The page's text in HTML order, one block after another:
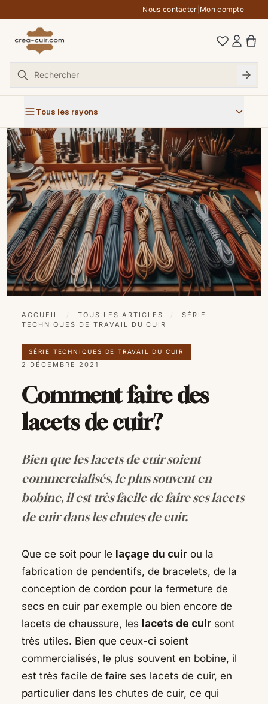
Nous contacter Mon compte
Tous les rayons
ACCUEIL TOUS LES ARTICLES
SÉRIE
TECHNIQUES DE TRAVAIL DU CUIR
SÉRIE TECHNIQUES DE TRAVAIL DU CUIR
2 DÉCEMBRE 2021
Comment faire des
lacets de cuir?
Bien que les lacets de cuir soient
commercialisés, le plus souvent en
bobine, il est très facile de faire ses lacets
de cuir dans les chutes de cuir.
Que ce soit pour le laçage du cuir ou la
fabrication de pendentifs, de bracelets, de la
conception de cordon pour la fermeture de
secs en cuir par exemple ou bien encore de
lacets de chaussure, les lacets de cuir sont
très utiles. Bien que ceux-ci soient
commercialisés, le plus souvent en bobine, il
est très facile de faire ses lacets de cuir, en
particulier dans les chutes de cuir, ce qui